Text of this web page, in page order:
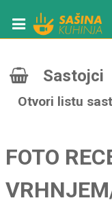
Sastojci
Otvori listu
FOTO